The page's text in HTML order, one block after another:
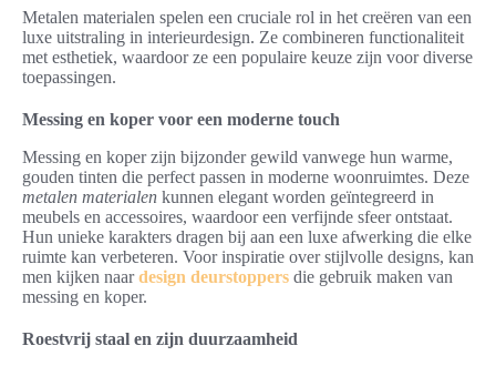
Metalen materialen spelen een cruciale rol in het creëren van een
luxe uitstraling in interieurdesign. Ze combineren functionaliteit
met esthetiek, waardoor ze een populaire keuze zijn voor diverse
toepassingen.
Messing en koper voor een moderne touch
Messing en koper zijn bijzonder gewild vanwege hun warme,
gouden tinten die perfect passen in moderne woonruimtes. Deze
metalen materialen kunnen elegant worden geïntegreerd in
meubels en accessoires, waardoor een verfijnde sfeer ontstaat.
Hun unieke karakters dragen bij aan een luxe afwerking die elke
ruimte kan verbeteren. Voor inspiratie over stijlvolle designs, kan
men kijken naardesign deurstoppers die gebruik maken van
messing en koper.
Roestvrij staal en zijn duurzaamheid